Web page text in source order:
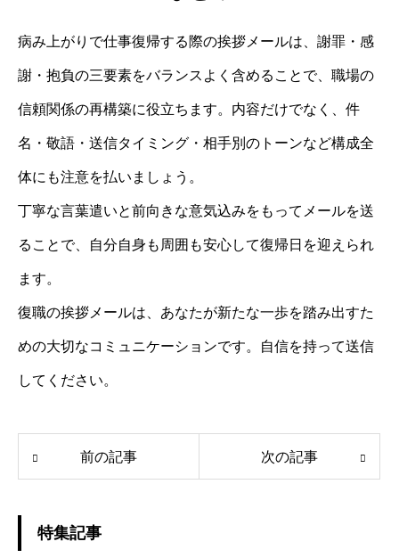
病み上がりで仕事復帰する際の挨拶メールは、謝罪・感
謝・抱負の三要素をバランスよく含めることで、職場の
信頼関係の再構築に役立ちます。内容だけでなく、件
名・敬語・送信タイミング・相手別のトーンなど構成全
体にも注意を払いましょう。
丁寧な言葉遣いと前向きな意気込みをもってメールを送
ることで、自分自身も周囲も安心して復帰日を迎えられ
ます。
復職の挨拶メールは、あなたが新たな一歩を踏み出すた
めの大切なコミュニケーションです。自信を持って送信
してください。
前の記事 次の記事
特集記事